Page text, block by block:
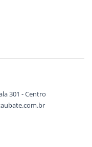
301 - Centro